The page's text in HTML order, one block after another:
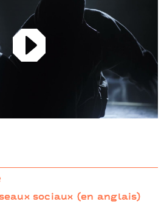
sociaux (en anglais)